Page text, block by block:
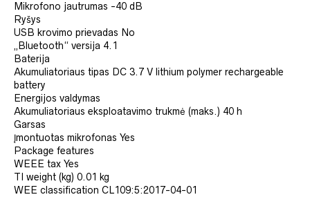
Mikrofono jautrumas -40 dB
Ryšys
USB krovimo prievadas No
„Bluetooth“ versija 4.1
Baterija
Akumuliatoriaus tipas DC 3.7 V lithium polymer rechargeable
battery
Energijos valdymas
Akumuliatoriaus eksploatavimo trukmė (maks.) 40 h
Garsas
Įmontuotas mikrofonas Yes
Package features
WEEE tax Yes
TI weight (kg) 0.01 kg
WEE classification CL109:5:2017-04-01